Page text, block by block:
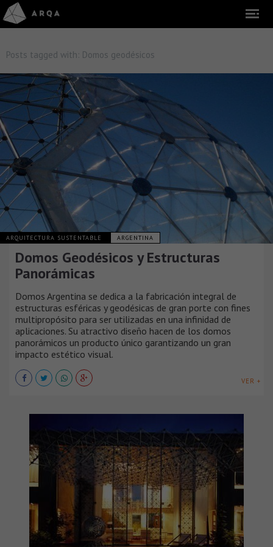
Posts tagged with: Domos geodésicos
ARQUITECTURA SUSTENTABLE ARGENTINA
Domos Geodésicos y Estructuras
Panorámicas
Domos Argentina se dedica a la fabricación integral de
estructuras esféricas y geodésicas de gran porte con fines
multipropósito para ser utilizadas en una infinidad de
aplicaciones. Su atractivo diseño hacen de los domos
panorámicos un producto único garantizando un gran
impacto estético visual.
VER +